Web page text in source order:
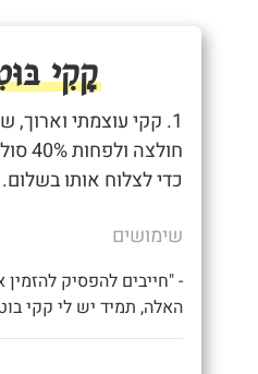
קָקִי
1. קקי עוצמתי וארוך,
חולצה
כדי לצלוח אותו בשלום.
שימושים
- "חייבים להפסיק להזמין
האלה, תמיד יש לי קקי